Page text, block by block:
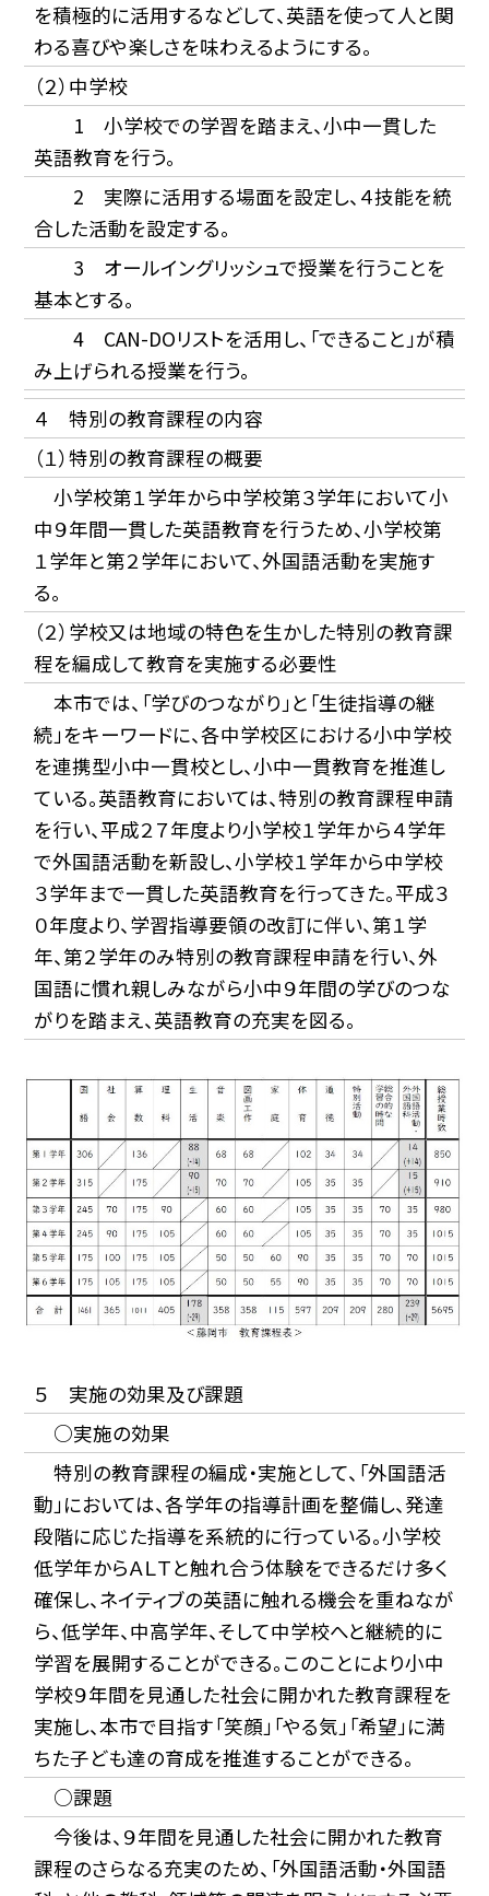
を積極的に活用するなどして、英語を使って人と関
わる喜びや楽しさを味わえるようにする。
（２）中学校
1 小学校での学習を踏まえ、小中一貫した
英語教育を行う。
2 実際に活用する場面を設定し、４技能を統
合した活動を設定する。
3 オールイングリッシュで授業を行うことを
基本とする。
4 CAN-DOリストを活用し、「できること」が積
み上げられる授業を行う。
４ 特別の教育課程の内容
（１）特別の教育課程の概要
小学校第１学年から中学校第３学年において小
中９年間一貫した英語教育を行うため、小学校第
１学年と第２学年において、外国語活動を実施す
る。
（２）学校又は地域の特色を生かした特別の教育課
程を編成して教育を実施する必要性
本市では、「学びのつながり」と「生徒指導の継
続」をキーワードに、各中学校区における小中学校
を連携型小中一貫校とし、小中一貫教育を推進し
ている。英語教育においては、特別の教育課程申請
を行い、平成２７年度より小学校１学年から４学年
で外国語活動を新設し、小学校１学年から中学校
３学年まで一貫した英語教育を行ってきた。平成３
０年度より、学習指導要領の改訂に伴い、第１学
年、第２学年のみ特別の教育課程申請を行い、外
国語に慣れ親しみながら小中９年間の学びのつな
がりを踏まえ、英語教育の充実を図る。
５ 実施の効果及び課題
○実施の効果
特別の教育課程の編成・実施として、「外国語活
動」においては、各学年の指導計画を整備し、発達
段階に応じた指導を系統的に行っている。小学校
低学年からＡＬＴと触れ合う体験をできるだけ多く
確保し、ネイティブの英語に触れる機会を重ねなが
ら、低学年、中高学年、そして中学校へと継続的に
学習を展開することができる。このことにより小中
学校９年間を見通した社会に開かれた教育課程を
実施し、本市で目指す「笑顔」「やる気」「希望」に満
ちた子ども達の育成を推進することができる。
○課題
今後は、９年間を見通した社会に開かれた教育
課程のさらなる充実のため、「外国語活動・外国語